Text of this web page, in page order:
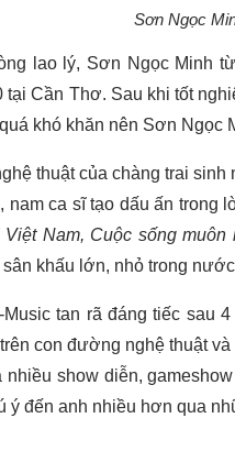
Sơn Ngọc
lao lý, Sơn Ngọc Minh
tại Cần Thơ. Sau khi tốt
khó khăn nên Sơn Ngọc
thuật của chàng trai
nam ca sĩ tạo dấu ấn trong
Nam, Cuộc sống muôn
khấu lớn, nhỏ trong
Music tan rã đáng tiếc sau
con đường nghệ thuật
nhiều show diễn,
ý đến anh nhiều hơn qua